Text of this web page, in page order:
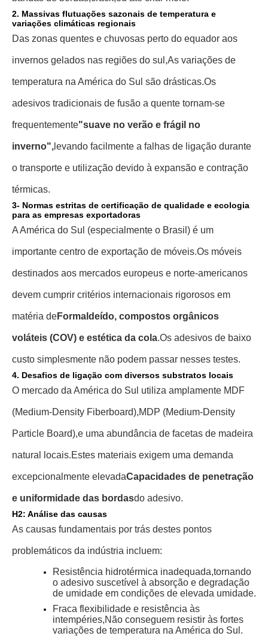
2. Massivas flutuações sazonais de temperatura e
variações climáticas regionais
Das zonas quentes e chuvosas perto do equador aos
invernos gelados nas regiões do sul,As variações de
temperatura na América do Sul são drásticas.Os
adesivos tradicionais de fusão a quente tornam-se
frequentemente"suave no verão e frágil no
inverno", levando facilmente a falhas de ligação durante
o transporte e utilização devido à expansão e contração
térmicas.
3- Normas estritas de certificação de qualidade e ecologia
para as empresas exportadoras
A América do Sul (especialmente o Brasil) é um
importante centro de exportação de móveis.Os móveis
destinados aos mercados europeus e norte-americanos
devem cumprir critérios internacionais rigorosos em
matéria deFormaldeído, compostos orgânicos
voláteis (COV) e estética da cola.Os adesivos de baixo
custo simplesmente não podem passar nesses testes.
4. Desafios de ligação com diversos substratos locais
O mercado da América do Sul utiliza amplamente MDF
(Medium-Density Fiberboard),MDP (Medium-Density
Particle Board),e uma abundância de facetas de madeira
natural locais.Estes materiais exigem uma demanda
excepcionalmente elevadaCapacidades de penetração
e uniformidade das bordasdo adesivo.
H2: Análise das causas
As causas fundamentais por trás destes pontos
problemáticos da indústria incluem:
Resistência hidrotérmica inadequada,tornando
o adesivo suscetível à absorção e degradação
de umidade em condições de elevada umidade.
Fraca flexibilidade e resistência às
intempéries,Não conseguem resistir às fortes
variações de temperatura na América do Sul.